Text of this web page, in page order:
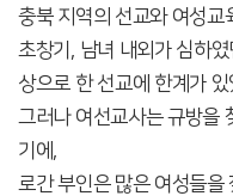
충북 지역의 선교와 여성교
초창기, 남녀 내외가 심하
상으로 한 선교에 한계가 있
그러나 여선교사는 규방을
기에,
로간 부인은 많은 여성들을